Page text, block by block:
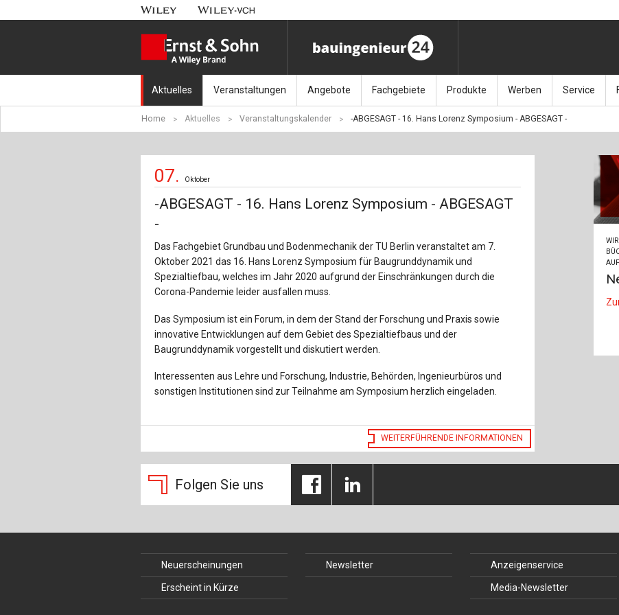
Aktuelles
Nachrichten
Aktuell erschienen
Erscheint in Kürze
Veranstaltungen
Münchener Kranbahntag (11.9.26)
Fachkonferenz Brückenbautage (10.–11.11.26)
Symposium Ingenieurbaukunst (26.11.26)
Veranstaltungskalender
Angebote
Stellenmarkt
Sonderdrucke
Kalender-Preisreduzierung
Fachgebiete
Architektur
Bauausführung
Bauen im Bestand
Bauphysik
Baurecht
Betonbau
E&S Zeitlos
Glasbau
Holzbau
Produkte
Bücher
Kalender / Jahrbücher
Zeitschriften
Artikeldatenbank / Kalenderrecherche
Werben
Media-Planung
Service
Info-Material
Newsletter
Wiley
Home Aktuelles Veranstaltungskalender -ABGESAGT - 16. Hans Lorenz Symposium - ABGESAGT -
07. Oktober
-ABGESAGT - 16. Hans Lorenz Symposium - ABGESAGT
-
Das Fachgebiet Grundbau und Bodenmechanik der TU Berlin veranstaltet am 7.
Oktober 2021 das 16. Hans Lorenz Symposium für Baugrunddynamik und
Spezialtiefbau, welches im Jahr 2020 aufgrund der Einschränkungen durch die
Corona-Pandemie leider ausfallen muss.
Das Symposium ist ein Forum, in dem der Stand der Forschung und Praxis sowie
innovative Entwicklungen auf dem Gebiet des Spezialtiefbaus und der
Baugrunddynamik vorgestellt und diskutiert werden.
Interessenten aus Lehre und Forschung, Industrie, Behörden, Ingenieurbüros und
sonstigen Institutionen sind zur Teilnahme am Symposium herzlich eingeladen.
WEITERFÜHRENDE INFORMATIONEN
Folgen Sie uns
Neuerscheinungen
Erscheint in Kürze
Newsletter Anzeigenservice
Media-Newsletter